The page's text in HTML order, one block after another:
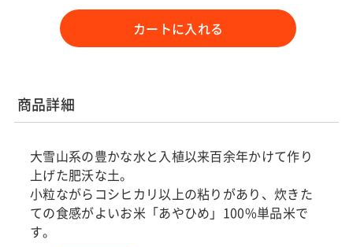
カートに入れる
商品詳細
大雪山系の豊かな水と入植以来百余年かけて作り
上げた肥沃な土。
小粒ながらコシヒカリ以上の粘りがあり、炊きた
ての食感がよいお米「あやひめ」100%単品米で
す。